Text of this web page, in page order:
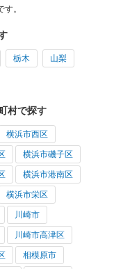
。
栃木 山梨
村で探す
横浜市西区
横浜市磯子区
横浜市港南区
横浜市栄区
川崎市
川崎市高津区
相模原市